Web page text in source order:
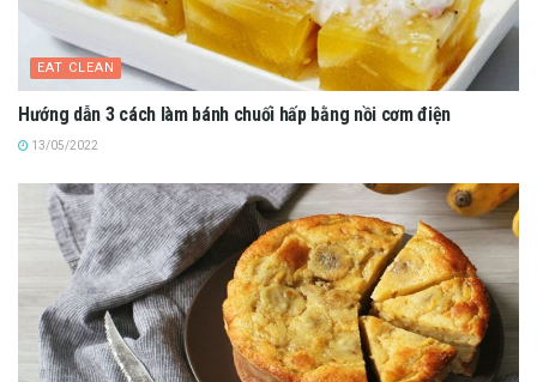
EAT CLEAN
Hướng dẫn 3 cách làm bánh chuối hấp bằng nồi cơm điện
13/05/2022